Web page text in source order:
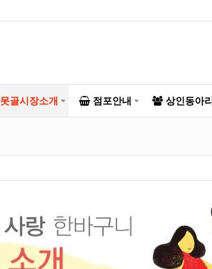
못골시장소개 점포안내 상인동아리